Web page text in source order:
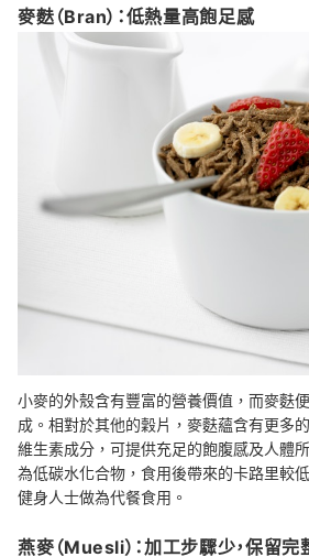
麥麩（Bran）：低熱量高飽足感
小麥的外殼含有豐富的營養價值，而麥麩
成。相對於其他的穀片，麥麩蘊含有更多
維生素成分，可提供充足的飽腹感及人體
為低碳水化合物，食用後帶來的卡路里較
健身人士做為代餐食用。
燕麥（Muesli）：加工步驟少，保留完